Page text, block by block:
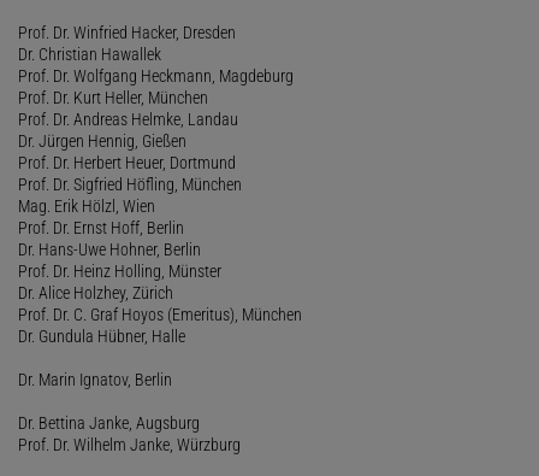
Prof. Dr. Winfried Hacker, Dresden
Dr. Christian Hawallek
Prof. Dr. Wolfgang Heckmann, Magdeburg
Prof. Dr. Kurt Heller, München
Prof. Dr. Andreas Helmke, Landau
Dr. Jürgen Hennig, Gießen
Prof. Dr. Herbert Heuer, Dortmund
Prof. Dr. Sigfried Höfling, München
Mag. Erik Hölzl, Wien
Prof. Dr. Ernst Hoff, Berlin
Dr. Hans-Uwe Hohner, Berlin
Prof. Dr. Heinz Holling, Münster
Dr. Alice Holzhey, Zürich
Prof. Dr. C. Graf Hoyos (Emeritus), München
Dr. Gundula Hübner, Halle
Dr. Marin Ignatov, Berlin
Dr. Bettina Janke, Augsburg
Prof. Dr. Wilhelm Janke, Würzburg